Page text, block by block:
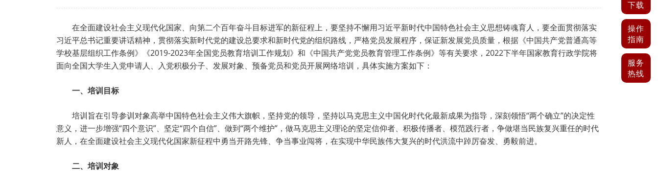
在全面建设社会主义现代化国家、向第二个百年奋斗目标进军的新征程上，要坚持不懈用习近平新时代中国特色社会主义思想铸魂育人，要全面贯彻落实
习近平总书记重要讲话精神，贯彻落实新时代党的建设总要求和新时代党的组织路线，严格党员发展程序，保证新发展党员质量，根据《中国共产党普通高等
学校基层组织工作条例》《2019-2023年全国党员教育培训工作规划》和《中国共产党党员教育管理工作条例》等有关要求，2022下半年国家教育行政学院将
面向全国大学生入党申请人、入党积极分子、发展对象、预备党员和党员开展网络培训，具体实施方案如下：
一、培训目标
培训旨在引导参训对象高举中国特色社会主义伟大旗帜，坚持党的领导，坚持以马克思主义中国化时代化最新成果为指导，深刻领悟“两个确立”的决定性
意义，进一步增强“四个意识”、坚定“四个自信”、做到“两个维护”，做马克思主义理论的坚定信仰者、积极传播者、模范践行者，争做堪当民族复兴重任的时代
新人，在全面建设社会主义现代化国家新征程中勇当开路先锋、争当事业闯将，在实现中华民族伟大复兴的时代洪流中踔厉奋发、勇毅前进。
二、培训对象
下载
操作
指南
服务
热线